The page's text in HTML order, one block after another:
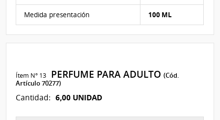
Medida presentación 100 ML
Ítem Nº 13 PERFUME PARA ADULTO(Cód.
Artículo 70277)
Cantidad: 6,00 UNIDAD